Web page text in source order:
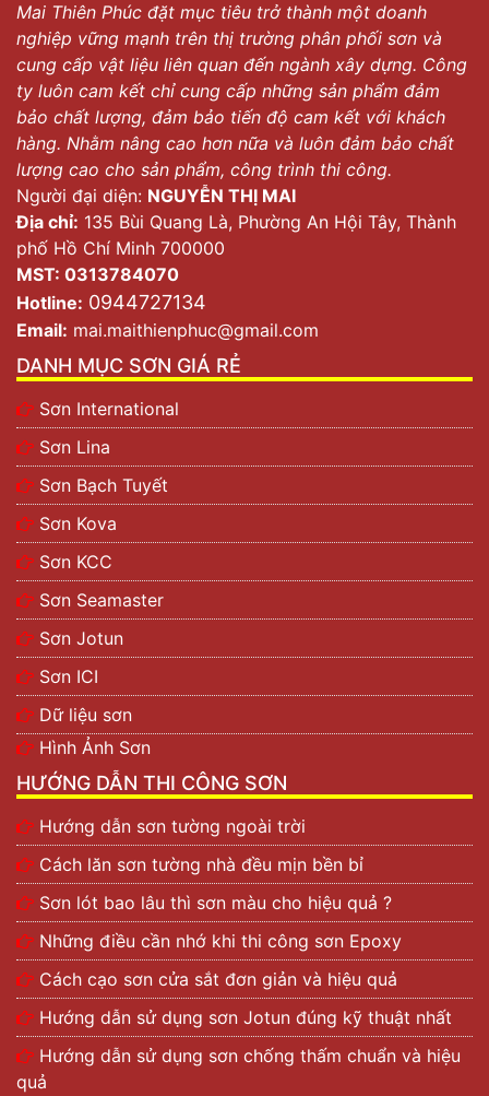
Mai Thiên Phúc đặt mục tiêu trở thành một doanh
nghiệp vững mạnh trên thị trường phân phối sơn và
cung cấp vật liệu liên quan đến ngành xây dựng. Công
ty luôn cam kết chỉ cung cấp những sản phẩm đảm
bảo chất lượng, đảm bảo tiến độ cam kết với khách
hàng. Nhằm nâng cao hơn nữa và luôn đảm bảo chất
lượng cao cho sản phẩm, công trình thi công.
Người đại diện: NGUYỄN THỊ MAI
Địa chỉ: 135 Bùi Quang Là, Phường An Hội Tây, Thành
phố Hồ Chí Minh 700000
MST: 0313784070
Hotline: 0944727134
Email: mai.maithienphuc@gmail.com
DANH MỤC SƠN GIÁ RẺ
Sơn International
Sơn Lina
Sơn Bạch Tuyết
Sơn Kova
Sơn KCC
Sơn Seamaster
Sơn Jotun
Sơn ICI
Dữ liệu sơn
Hình Ảnh Sơn
HƯỚNG DẪN THI CÔNG SƠN
Hướng dẫn sơn tường ngoài trời
Cách lăn sơn tường nhà đều mịn bền bỉ
Sơn lót bao lâu thì sơn màu cho hiệu quả ?
Những điều cần nhớ khi thi công sơn Epoxy
Cách cạo sơn cửa sắt đơn giản và hiệu quả
Hướng dẫn sử dụng sơn Jotun đúng kỹ thuật nhất
Hướng dẫn sử dụng sơn chống thấm chuẩn và hiệu
quả